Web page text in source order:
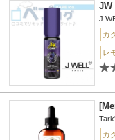
JW
J
カ
レ
カ